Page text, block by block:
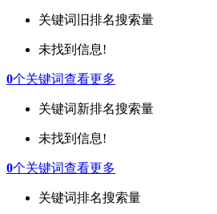
关键词 旧排名搜索量
未找到信息!
0个关键词查看更多
关键词新排名搜索量
未找到信息!
0个关键词查看更多
关键词排名搜索量